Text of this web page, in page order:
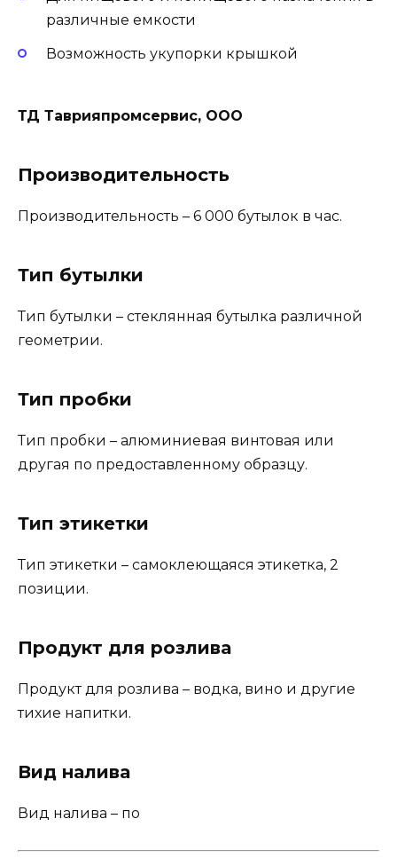
различные емкости
Возможность укупорки крышкой
ТД Таврияпромсервис, ООО
Производительность
Производительность – 6 000 бутылок в час.
Тип бутылки
Тип бутылки – стеклянная бутылка различной
геометрии.
Тип пробки
Тип пробки – алюминиевая винтовая или
другая по предоставленному образцу.
Тип этикетки
Тип этикетки – самоклеющаяся этикетка, 2
позиции.
Продукт для розлива
Продукт для розлива – водка, вино и другие
тихие напитки.
Вид налива
Вид налива – по